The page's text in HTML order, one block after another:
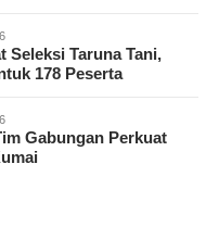
Seleksi Taruna Tani,
178 Peserta
Gabungan Perkuat